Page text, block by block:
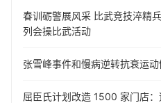
春训砺警展风采 比武竞技淬精
列会操比武活动
张雪峰事件和慢病逆转抗衰运
屈臣氏计划改造 1500 家门店